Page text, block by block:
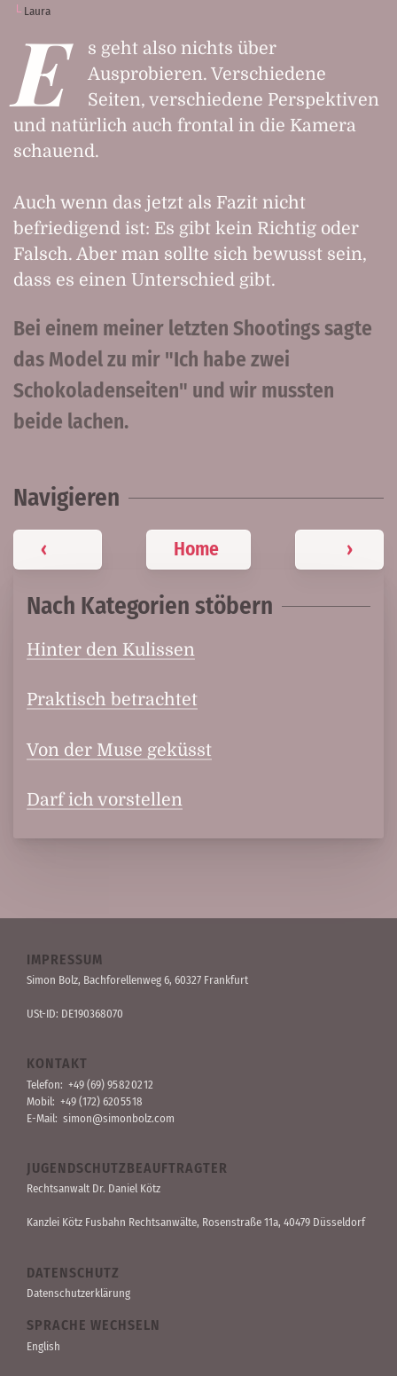
Laura
E
s geht also nichts über
Ausprobieren. Verschiedene
Seiten, verschiedene Perspektiven
und natürlich auch frontal in die Kamera
schauend.
Auch wenn das jetzt als Fazit nicht
befriedigend ist: Es gibt kein Richtig oder
Falsch. Aber man sollte sich bewusst sein,
dass es einen Unterschied gibt.
Bei einem meiner letzten Shootings sagte
das Model zu mir "Ich habe zwei
Schokoladenseiten" und wir mussten
beide lachen.
Navigieren
‹ Home ›
Nach Kategorien stöbern
Hinter den Kulissen
Praktisch betrachtet
Von der Muse geküsst
Darf ich vorstellen
IMPRESSUM
Simon Bolz, Bachforellen­weg 6, 60327 Frankfurt
USt-ID: DE190368070
KONTAKT
Telefon: +49 (69) 95 82 02 12
Mobil: +49 (172) 620 55 18
E-Mail: simon@simonbolz.com
JUGENDSCHUTZBEAUFTRAGTER
Rechts­anwalt Dr. Daniel Kötz
Kanzlei Kötz Fusbahn Rechts­anwälte, Rosen­straße 11a, 40479 Düssel­dorf
DATENSCHUTZ
Datenschutzerklärung
SPRACHE WECHSELN
English